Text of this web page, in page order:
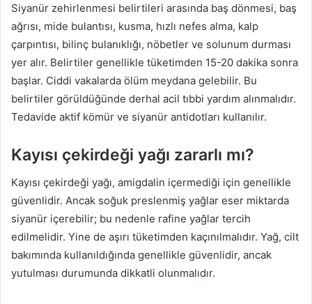
Siyanür zehirlenmesi belirtileri arasında baş dönmesi, baş
ağrısı, mide bulantısı, kusma, hızlı nefes alma, kalp
çarpıntısı, bilinç bulanıklığı, nöbetler ve solunum durması
yer alır. Belirtiler genellikle tüketimden 15-20 dakika sonra
başlar. Ciddi vakalarda ölüm meydana gelebilir. Bu
belirtiler görüldüğünde derhal acil tıbbi yardım alınmalıdır.
Tedavide aktif kömür ve siyanür antidotları kullanılır.
Kayısı çekirdeği yağı zararlı mı?
Kayısı çekirdeği yağı, amigdalin içermediği için genellikle
güvenlidir. Ancak soğuk preslenmiş yağlar eser miktarda
siyanür içerebilir; bu nedenle rafine yağlar tercih
edilmelidir. Yine de aşırı tüketimden kaçınılmalıdır. Yağ, cilt
bakımında kullanıldığında genellikle güvenlidir, ancak
yutulması durumunda dikkatli olunmalıdır.